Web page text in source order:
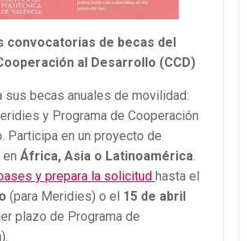
convocatorias de becas del
al Desarrollo (CCD)
sus becas anuales de movilidad:
y Programa de Cooperación
Participa en un proyecto de
África, Asia o Latinoamérica.
y prepara la solicitud hasta el
(para Meridies) o el 15 de abril
plazo de Programa de